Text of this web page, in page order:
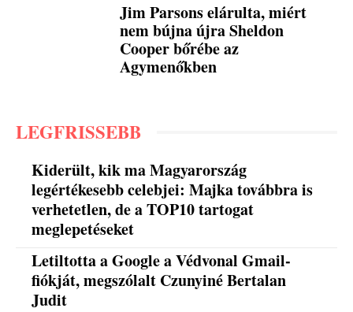
Jim Parsons elárulta, miért
nem bújna újra Sheldon
Cooper bőrébe az
Agymenőkben
LEGFRISSEBB
Kiderült, kik ma Magyarország
legértékesebb celebjei: Majka továbbra is
verhetetlen, de a TOP10 tartogat
meglepetéseket
Letiltotta a Google a Védvonal Gmail-
fiókját, megszólalt Czunyiné Bertalan
Judit